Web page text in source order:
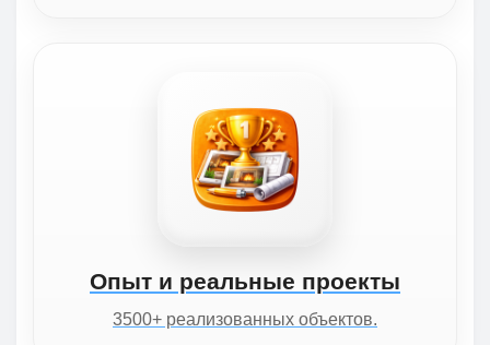
Опыт и реальные проекты
3500+ реализованных объектов.